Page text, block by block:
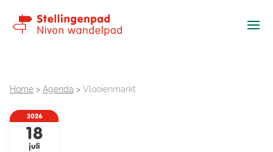
Home > Agenda > Vlooienmarkt
2026
18
juli